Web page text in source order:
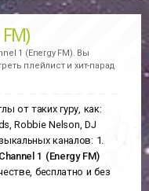
1 (Energy FM). Вы
плейлист и хит-парад
от таких гуру, как:
Robbie Nelson, DJ
каналов: 1.
Channel 1 (Energy FM)
бесплатно и без